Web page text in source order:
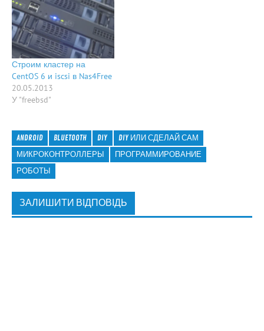
Строим кластер на
CentOS 6 и iscsi в Nas4Free
20.05.2013
У "freebsd"
ANDROID BLUETOOTH DIY
DIY ИЛИ СДЕЛАЙ САМ
МИКРОКОНТРОЛЛЕРЫ
ПРОГРАММИРОВАНИЕ
РОБОТЫ
ЗАЛИШИТИ ВІДПОВІДЬ